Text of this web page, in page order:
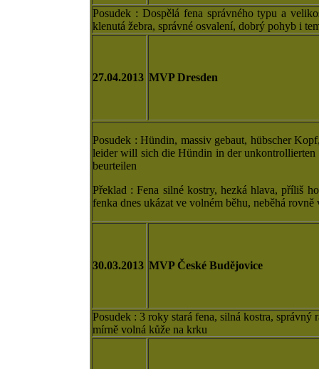
Posudek : Dospělá fena správného typu a
klenutá žebra, správné osvalení, dobrý pohyb i
27.04.2013 MVP Dresden
Posudek : Hündin, massiv gebaut, hübscher
leider will sich die Hündin in der
beurteilen
Překlad : Fena silné kostry, hezká hlava, příliš
fenka dnes ukázat ve volném běhu, neběhá
30.03.2013 MVP České Budějovice
Posudek : 3 roky stará fena, silná kostra,
mírně volná kůže na krku